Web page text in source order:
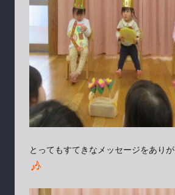
とってもすてきなメッセージをあり